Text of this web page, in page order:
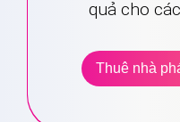
quả cho
Thuê nhà